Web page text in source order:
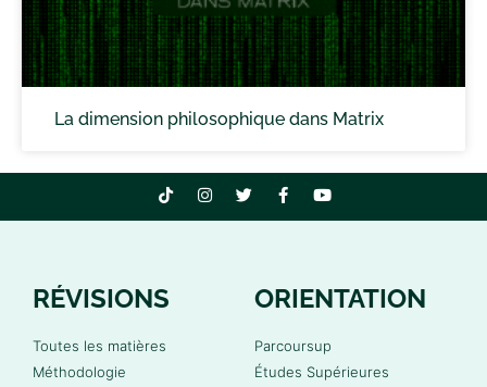
La dimension philosophique dans Matrix
RÉVISIONS
Toutes les matières
Méthodologie
ORIENTATION
Parcoursup
Études Supérieures